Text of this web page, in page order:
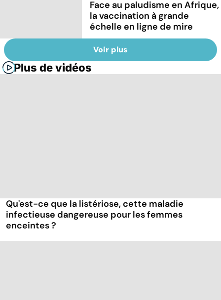
Face au paludisme en Afrique,
la vaccination à grande
échelle en ligne de mire
Voir plus
Plus de vidéos
Qu'est-ce que la listériose, cette maladie
infectieuse dangereuse pour les femmes
enceintes ?